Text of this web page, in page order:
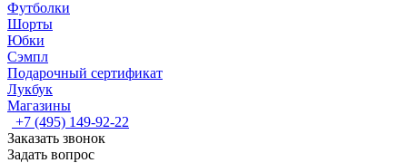
Футболки
Шорты
Юбки
Сэмпл
Подарочный сертификат
Лукбук
Магазины
+7 (495) 149-92-22
Заказать звонок
Задать вопрос